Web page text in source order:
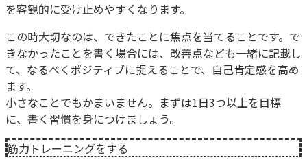
を客観的に受け止めやすくなります。
この時大切なのは、できたことに焦点を当てることです。で
きなかったことを書く場合には、改善点なども一緒に記載し
て、なるべくポジティブに捉えることで、自己肯定感を高め
ます。
小さなことでもかまいません。まずは1日3つ以上を目標
に、書く習慣を身につけましょう。
筋力トレーニングをする